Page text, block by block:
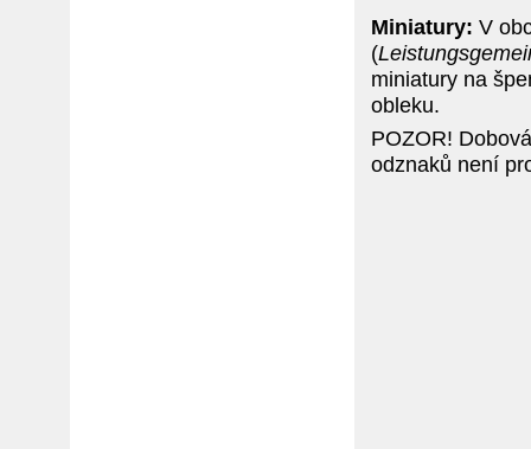
Miniatury: V
(
miniatury na
obleku.
POZOR!
odznaků není